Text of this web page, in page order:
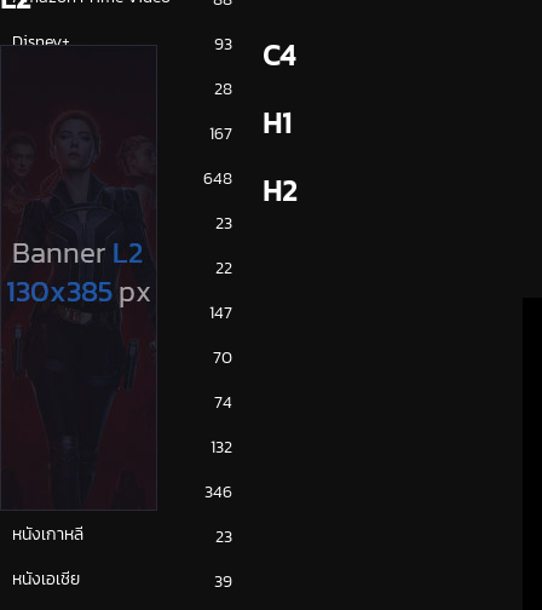
Disney+
93
28
167
NETFLIX
648
23
ซีรีย์ญี่ปุ่น
22
ซีรีย์ฝรั่ง
147
70
74
132
346
หนังเกาหลี
23
หนังเอเชีย
39
C4
H1
H2